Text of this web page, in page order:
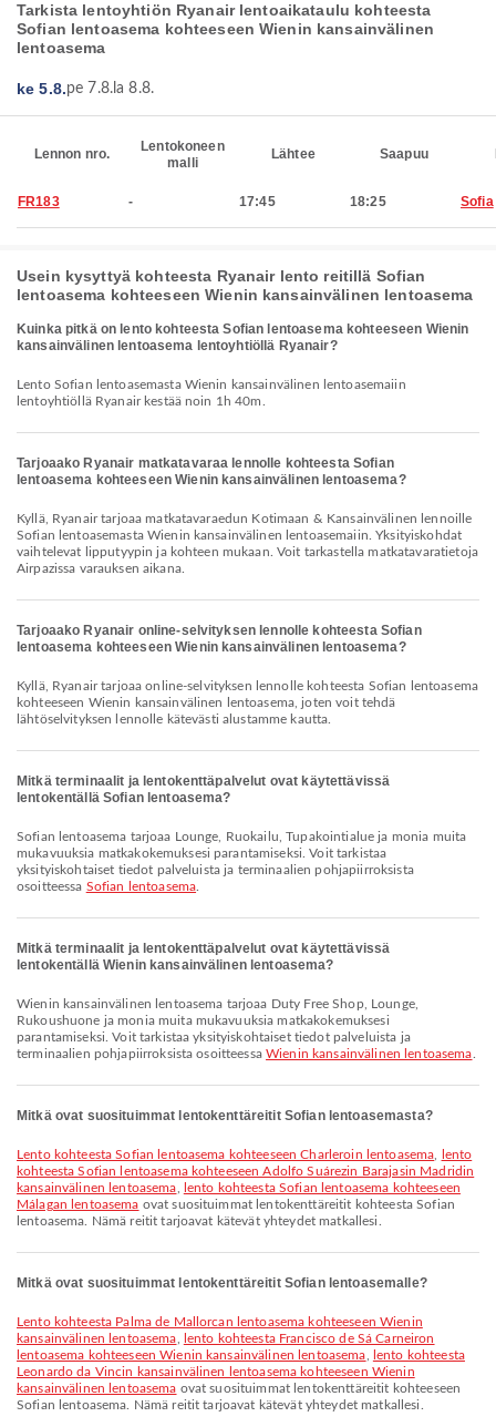
Tarkista lentoyhtiön Ryanair lentoaikataulu kohteesta
Sofian lentoasema kohteeseen Wienin kansainvälinen
lentoasema
ke 5.8.pe 7.8.la 8.8.
Lennon nro.
Lentokoneen
malli
Lähtee Saapuu
FR183 - 17:45 18:25 Sofia
Usein kysyttyä kohteesta Ryanair lento reitillä Sofian
lentoasema kohteeseen Wienin kansainvälinen lentoasema
Kuinka pitkä on lento kohteesta Sofian lentoasema kohteeseen Wienin
kansainvälinen lentoasema lentoyhtiöllä Ryanair?
Lento Sofian lentoasemasta Wienin kansainvälinen lentoasemaiin
lentoyhtiöllä Ryanair kestää noin 1h 40m.
Tarjoaako Ryanair matkatavaraa lennolle kohteesta Sofian
lentoasema kohteeseen Wienin kansainvälinen lentoasema?
Kyllä, Ryanair tarjoaa matkatavaraedun Kotimaan & Kansainvälinen lennoille
Sofian lentoasemasta Wienin kansainvälinen lentoasemaiin. Yksityiskohdat
vaihtelevat lipputyypin ja kohteen mukaan. Voit tarkastella matkatavaratietoja
Airpazissa varauksen aikana.
Tarjoaako Ryanair online-selvityksen lennolle kohteesta Sofian
lentoasema kohteeseen Wienin kansainvälinen lentoasema?
Kyllä, Ryanair tarjoaa online-selvityksen lennolle kohteesta Sofian lentoasema
kohteeseen Wienin kansainvälinen lentoasema, joten voit tehdä
lähtöselvityksen lennolle kätevästi alustamme kautta.
Mitkä terminaalit ja lentokenttäpalvelut ovat käytettävissä
lentokentällä Sofian lentoasema?
Sofian lentoasema tarjoaa Lounge, Ruokailu, Tupakointialue ja monia muita
mukavuuksia matkakokemuksesi parantamiseksi. Voit tarkistaa
yksityiskohtaiset tiedot palveluista ja terminaalien pohjapiirroksista
osoitteessa Sofian lentoasema
Mitkä terminaalit ja lentokenttäpalvelut ovat käytettävissä
lentokentällä Wienin kansainvälinen lentoasema?
Wienin kansainvälinen lentoasema tarjoaa Duty Free Shop, Lounge,
Rukoushuone ja monia muita mukavuuksia matkakokemuksesi
parantamiseksi. Voit tarkistaa yksityiskohtaiset tiedot palveluista ja
terminaalien pohjapiirroksista osoitteessaWienin kansainvälinen lentoasema
Mitkä ovat suosituimmat lentokenttäreitit Sofian lentoasemasta?
lento kohteesta Sofian lentoasema kohteeseen Charleroin lentoasema
lento
kohteesta Sofian lentoasema kohteeseen Adolfo Suárezin Barajasin Madridin
kansainvälinen lentoasema
lento kohteesta Sofian lentoasema kohteeseen
Málagan lentoasema ovat suosituimmat lentokenttäreitit kohteesta Sofian
lentoasema. Nämä reitit tarjoavat kätevät yhteydet matkallesi.
Mitkä ovat suosituimmat lentokenttäreitit Sofian lentoasemalle?
lento kohteesta Palma de Mallorcan lentoasema kohteeseen Wienin
kansainvälinen lentoasema
lento kohteesta Francisco de Sá Carneiron
lentoasema kohteeseen Wienin kansainvälinen lentoasema
lento kohteesta
Leonardo da Vincin kansainvälinen lentoasema kohteeseen Wienin
kansainvälinen lentoasema ovat suosituimmat lentokenttäreitit kohteeseen
Sofian lentoasema. Nämä reitit tarjoavat kätevät yhteydet matkallesi.